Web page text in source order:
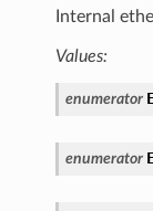
Internal
Values:
enumerator
enumerator